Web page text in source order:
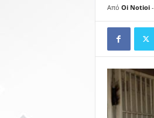
Από Oi Notioi-